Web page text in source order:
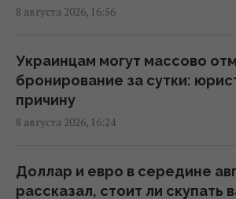
кандидатом от Украины
Россия уничтожает
хозяйство и саму природу
Forbes
Вучич заявил, что не видит
8 августа 2026, 16:56
Украинцам могут массово
бронирование за сутки:
причину
8 августа 2026, 16:24
Доллар и евро в середине
рассказал, стоит ли скупать